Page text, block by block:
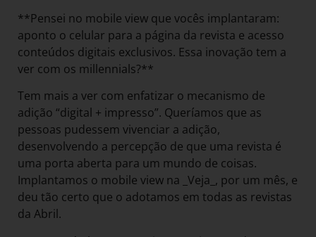
**Pensei no mobile view que vocês implantaram:
aponto o celular para a página da revista e acesso
conteúdos digitais exclusivos. Essa inovação tem a
ver com os millennials?**
Tem mais a ver com enfatizar o mecanismo de
adição “digital + impresso”. Queríamos que as
pessoas pudessem vivenciar a adição,
desenvolvendo a percepção de que uma revista é
uma porta aberta para um mundo de coisas.
Implantamos o mobile view na _Veja_, por um mês, e
deu tão certo que o adotamos em todas as revistas
da Abril.